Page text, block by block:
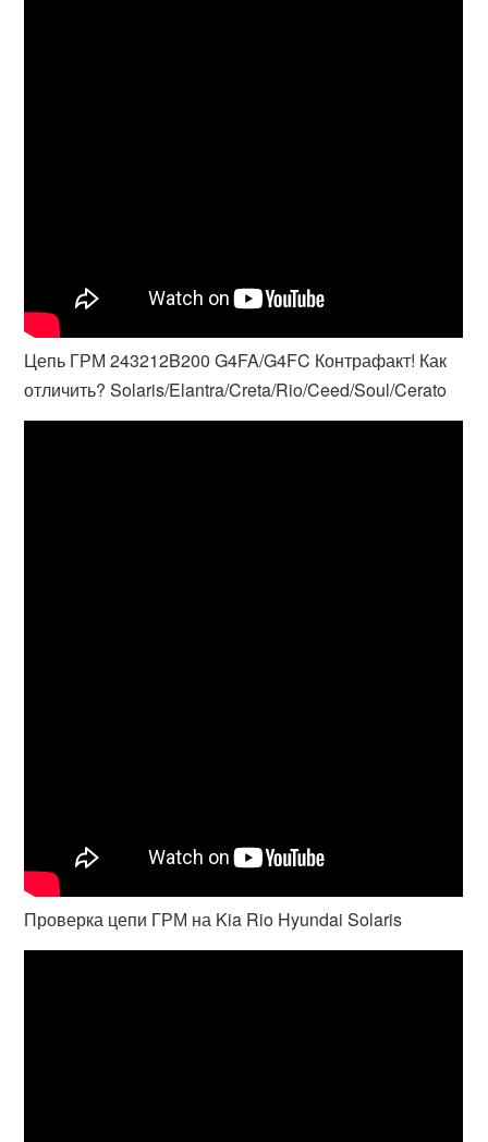
Цепь ГРМ 243212B200 G4FA/G4FC Контрафакт! Как
отличить? Solaris/Elantra/Creta/Rio/Ceed/Soul/Cerato
Проверка цепи ГРМ на Kia Rio Hyundai Solaris